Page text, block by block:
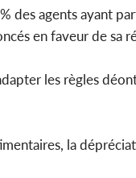
des agents ayant
en faveur de sa
les règles
la